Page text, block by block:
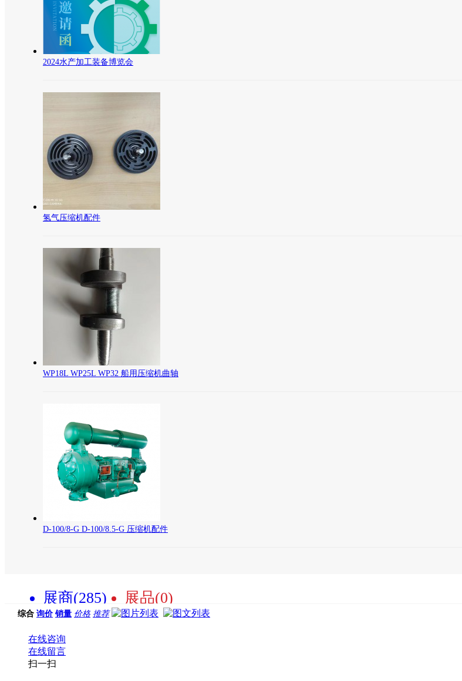
2024水产加工装备博览会
氢气压缩机配件
WP18L WP25L WP32 船用压缩机曲轴
D-100/8-G D-100/8.5-G 压缩机配件
展商(285) 展品(0)
综合 询价 销量 价格 推荐
在线咨询
在线留言
扫一扫